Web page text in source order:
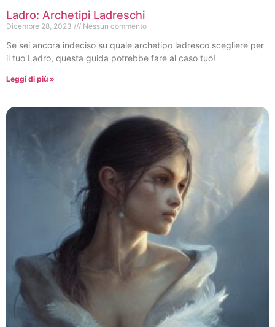
Ladro: Archetipi Ladreschi
Dicembre 28, 2023 Nessun commento
Se sei ancora indeciso su quale archetipo ladresco scegliere per
il tuo Ladro, questa guida potrebbe fare al caso tuo!
Leggi di più »